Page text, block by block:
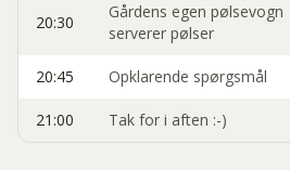
20:30
Gårdens egen pølsevogn
serverer pølser
20:45 Opklarende spørgsmål
21:00 Tak for i aften :-)